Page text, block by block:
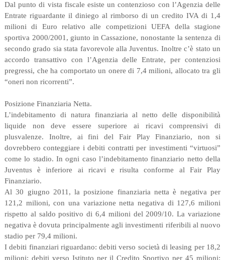
Dal punto di vista fiscale esiste un contenzioso con l’Agenzia delle
Entrate riguardante il diniego al rimborso di un credito IVA di 1,4
milioni di Euro relativo alle competizioni UEFA della stagione
sportiva 2000/2001, giunto in Cassazione, nonostante la sentenza di
secondo grado sia stata favorevole alla Juventus. Inoltre c’è stato un
accordo transattivo con l’Agenzia delle Entrate, per contenziosi
pregressi, che ha comportato un onere di 7,4 milioni, allocato tra gli
“oneri non ricorrenti”.
Posizione Finanziaria Netta.
L’indebitamento di natura finanziaria al netto delle disponibilità
liquide non deve essere superiore ai ricavi comprensivi di
plusvalenze. Inoltre, ai fini del Fair Play Finanziario, non si
dovrebbero conteggiare i debiti contratti per investimenti “virtuosi”
come lo stadio. In ogni caso l’indebitamento finanziario netto della
Juventus è inferiore ai ricavi e risulta conforme al Fair Play
Finanziario.
Al 30 giugno 2011, la posizione finanziaria netta è negativa per
121,2 milioni, con una variazione netta negativa di 127,6 milioni
rispetto al saldo positivo di 6,4 milioni del 2009/10. La variazione
negativa è dovuta principalmente agli investimenti riferibili al nuovo
stadio per 79,4 milioni.
I debiti finanziari riguardano: debiti verso società di leasing per 18,2
milioni; debiti verso Istituto per il Credito Sportivo per 45 milioni;